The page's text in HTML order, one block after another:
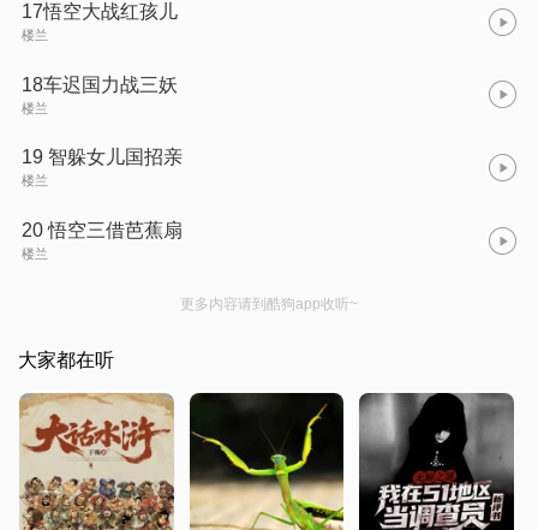
17悟空大战红孩儿
楼兰
18车迟国力战三妖
楼兰
19 智躲女儿国招亲
楼兰
20 悟空三借芭蕉扇
楼兰
更多内容请到酷狗app收听~
大家都在听